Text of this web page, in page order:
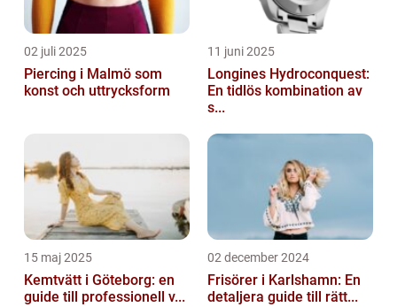
02 juli 2025
Piercing i Malmö som
konst och uttrycksform
11 juni 2025
Longines Hydroconquest:
En tidlös kombination av
s...
15 maj 2025
Kemtvätt i Göteborg: en
guide till professionell v...
02 december 2024
Frisörer i Karlshamn: En
detaljera guide till rätt...